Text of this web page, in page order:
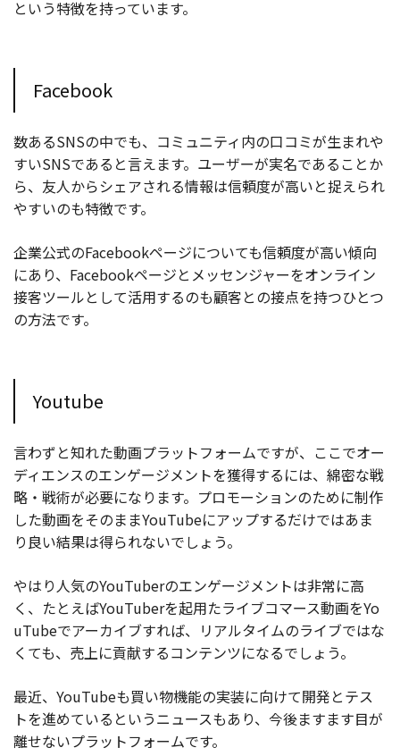
という特徴を持っています。
Facebook
数あるSNSの中でも、コミュニティ内の口コミが生まれや
すいSNSであると言えます。ユーザーが実名であることか
ら、友人からシェアされる情報は信頼度が高いと捉えられ
やすいのも特徴です。
企業公式のFacebookページについても信頼度が高い傾向
にあり、Facebookページとメッセンジャーをオンライン
接客ツールとして活用するのも顧客との接点を持つひとつ
の方法です。
Youtube
言わずと知れた動画プラットフォームですが、ここでオー
ディエンスのエンゲージメントを獲得するには、綿密な戦
略・戦術が必要になります。プロモーションのために制作
した動画をそのままYouTubeにアップするだけではあま
り良い結果は得られないでしょう。
やはり人気のYouTuberのエンゲージメントは非常に高
く、たとえばYouTuberを起用たライブコマース動画をYo
uTubeでアーカイブすれば、リアルタイムのライブではな
くても、売上に貢献するコンテンツになるでしょう。
最近、YouTubeも買い物機能の実装に向けて開発とテス
トを進めているというニュースもあり、今後ますます目が
離せないプラットフォームです。